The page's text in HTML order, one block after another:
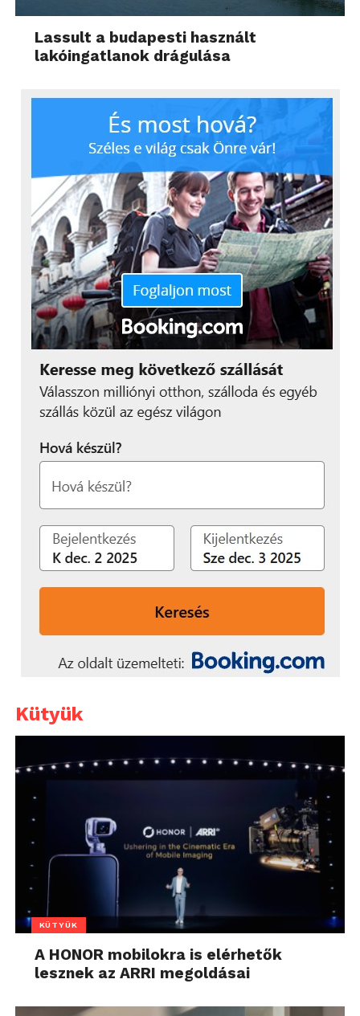
Lassult a budapesti használt
lakóingatlanok drágulása
Kütyük
KÜTYÜK
A HONOR mobilokra is elérhetők
lesznek az ARRI megoldásai